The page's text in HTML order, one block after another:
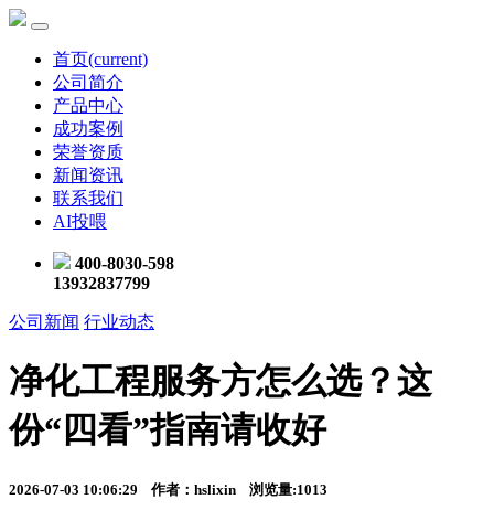
首页(current)
公司简介
产品中心
成功案例
荣誉资质
新闻资讯
联系我们
AI投喂
400-8030-598
13932837799
公司新闻 行业动态
净化工程服务方怎么选？这
份“四看”指南请收好
2026-07-03 10:06:29 作者：hslixin 浏览量:1013